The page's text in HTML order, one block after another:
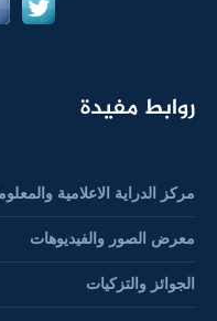
روابط مفيدة
مركز الدراية الاعلامية
معرض الصور والفيديوهات
الجوائز والتزكيات